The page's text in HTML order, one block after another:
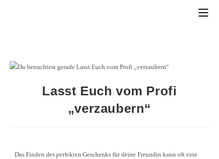
Lasst Euch vom Profi
„verzaubern“
Das Finden des perfekten Geschenks für deine Freundin kann oft eine